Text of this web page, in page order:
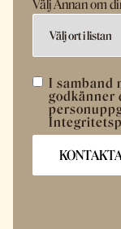
Välj Annan om
I samband
godkänner